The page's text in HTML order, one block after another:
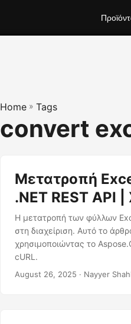
Home » Tags
convert
Μετατροπή
.NET REST API
Η μετατροπή των φύλλων
στη διαχείριση. Αυτό το
χρησιμοποιώντας το
cURL.
August 26, 2025 · Nayyer